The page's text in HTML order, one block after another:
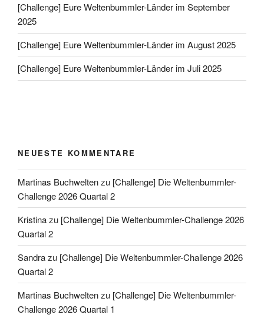
[Challenge] Eure Weltenbummler-Länder im September
2025
[Challenge] Eure Weltenbummler-Länder im August 2025
[Challenge] Eure Weltenbummler-Länder im Juli 2025
NEUESTE KOMMENTARE
Martinas Buchweltenzu [Challenge] Die Weltenbummler-
Challenge 2026 Quartal 2
Kristinazu [Challenge] Die Weltenbummler-Challenge 2026
Quartal 2
Sandrazu [Challenge] Die Weltenbummler-Challenge 2026
Quartal 2
Martinas Buchweltenzu [Challenge] Die Weltenbummler-
Challenge 2026 Quartal 1